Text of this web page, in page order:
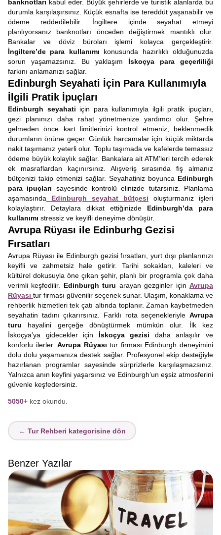
banknotları kabul eder. Büyük şehirlerde ve turistik alanlarda bu
durumla karşılaşırsınız. Küçük esnafta ise tereddüt yaşanabilir ve
ödeme reddedilebilir. İngiltere içinde seyahat etmeyi
planlıyorsanız banknotları önceden değiştirmek mantıklı olur.
Bankalar ve döviz büroları işlemi kolayca gerçekleştirir.
İngiltere’de para kullanımı konusunda hazırlıklı olduğunuzda
sorun yaşamazsınız. Bu yaklaşım İskoçya para geçerliliği
farkını anlamanızı sağlar.
Edinburgh Seyahati İçin Para Kullanımıyla
İlgili Pratik İpuçları
Edinburgh seyahati için para kullanımıyla ilgili pratik ipuçları,
gezi planınızı daha rahat yönetmenize yardımcı olur. Şehre
gelmeden önce kart limitlerinizi kontrol etmeniz, beklenmedik
durumların önüne geçer. Günlük harcamalar için küçük miktarda
nakit taşımanız yeterli olur. Toplu taşımada ve kafelerde temassız
ödeme büyük kolaylık sağlar. Bankalara ait ATM’leri tercih ederek
ek masraflardan kaçınırsınız. Alışveriş sırasında fiş almanız
bütçenizi takip etmenizi sağlar. Seyahatiniz boyunca Edinburgh
para ipuçları sayesinde kontrolü elinizde tutarsınız. Planlama
aşamasında
Edinburgh seyahat bütçesi
oluşturmanız işleri
kolaylaştırır. Detaylara dikkat ettiğinizde Edinburgh’da para
kullanımı stressiz ve keyifli deneyime dönüşür.
Avrupa Rüyası ile Edinburhg Gezisi
Fırsatları
Avrupa Rüyası ile Edinburgh gezisi fırsatları, yurt dışı planlarınızı
keyifli ve zahmetsiz hale getirir. Tarihi sokakları, kaleleri ve
kültürel dokusuyla öne çıkan şehir, planlı bir programla çok daha
verimli keşfedilir. Edinburgh turu arayan gezginler içinAvrupa
Rüyası tur firması güvenilir seçenek sunar. Ulaşım, konaklama ve
rehberlik hizmetleri tek çatı altında toplanır. Zaman kaybetmeden
seyahatin tadını çıkarırsınız. Farklı rota seçenekleriyle Avrupa
turu hayalini gerçeğe dönüştürmek mümkün olur. İlk kez
İskoçya’ya gidecekler için İskoçya gezisi daha anlaşılır ve
konforlu ilerler.Avrupa Rüyası tur firması Edinburgh deneyimini
dolu dolu yaşamanıza destek sağlar. Profesyonel ekip desteğiyle
hazırlanan programlar sayesinde sürprizlerle karşılaşmazsınız.
Yalnızca anın keyfini yaşarsınız ve Edinburgh’un eşsiz atmosferini
güvenle keşfedersiniz.
5050+ kez okundu.
← Tur Rehberi kategorisine dön
Benzer Yazılar